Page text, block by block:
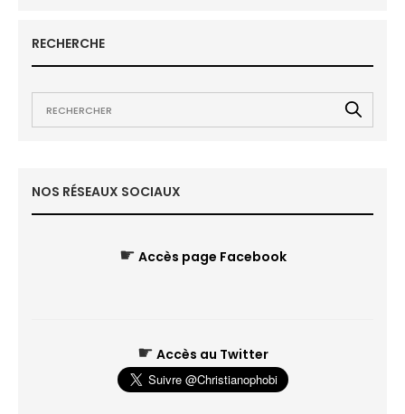
RECHERCHE
NOS RÉSEAUX SOCIAUX
☛ Accès page Facebook
☛ Accès au Twitter